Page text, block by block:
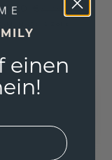
€ 9.089,- €
einen